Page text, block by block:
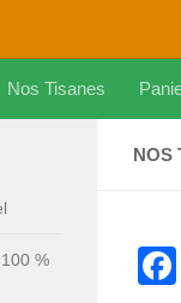
Nos Tisanes
NOS
%